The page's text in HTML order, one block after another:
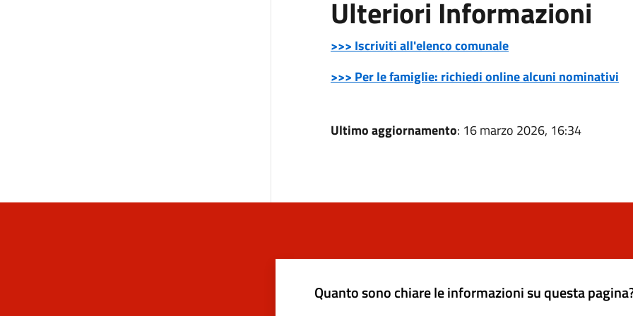
Ulteriori Informazioni
>>> Iscriviti all'elenco comunale
>>> Per le famiglie: richiedi online alcuni nominativi
Ultimo aggiornamento: 16 marzo 2026, 16:34
Quanto sono chiare le informazioni su questa